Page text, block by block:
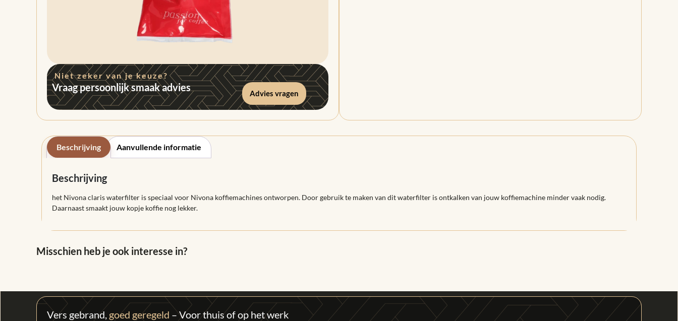
Niet zeker van je keuze?
Vraag persoonlijk smaak advies Advies vragen
Beschrijving Aanvullende informatie
Beschrijving
het Nivona claris waterfilter is speciaal voor Nivona koffiemachines ontworpen. Door gebruik te maken van dit waterfilter is ontkalken van jouw koffiemachine minder vaak nodig.
Daarnaast smaakt jouw kopje koffie nog lekker.
Misschien heb je ook interesse in?
Vers gebrand, goed geregeld – Voor thuis of op het werk